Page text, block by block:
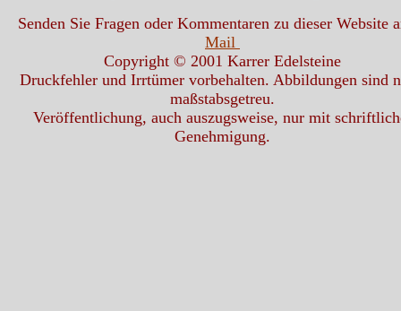
Senden Sie Fragen oder Kommentaren zu dieser Website
Mail
Copyright © 2001 Karrer Edelsteine
Druckfehler und Irrtümer vorbehalten. Abbildungen sind
maßstabsgetreu.
Veröffentlichung, auch auszugsweise, nur mit
Genehmigung.